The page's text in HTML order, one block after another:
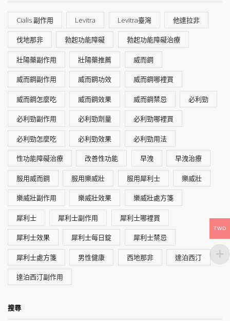
Cialis 副作用 Levitra Levitra臺灣 他達拉非
伐地那非 勃起功能障礙 勃起功能障礙治療
壯陽藥副作用 壯陽藥推薦 威而鋼
威而鋼副作用 威而鋼功效 威而鋼哪裡買
威而鋼怎麼吃 威而鋼效果 威而鋼禁忌 必利勁
必利勁副作用 必利勁劑量 必利勁哪裡買
必利勁怎麼吃 必利勁效果 必利勁用法
性功能障礙治療 改善性功能 早洩 早洩治療
服用威而鋼 服用樂威壯 服用犀利士 樂威壯
樂威壯副作用 樂威壯效果 樂威壯處方箋
犀利士 犀利士副作用 犀利士哪裡買
犀利士效果 犀利士每日錠 犀利士禁忌
犀利士處方箋 男性健康 西地那非 達泊西汀
達泊西汀副作用
搜尋
TWD